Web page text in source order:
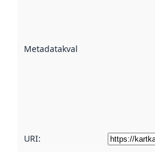
Metadatakvalitet
URI: